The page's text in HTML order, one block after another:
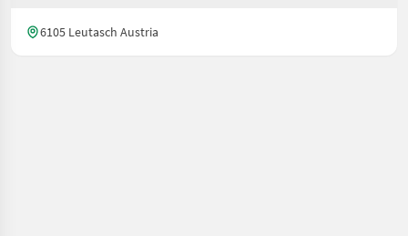
6105 Leutasch Austria